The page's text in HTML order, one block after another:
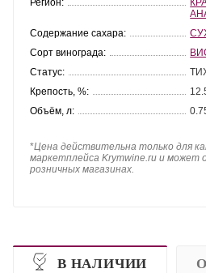
Содержание сахара:
Сорт винограда:
Статус:
Крепость, %:
Объём, л:
*Цена действительна только для
маркетплейса Krymwine.ru и может
розничных магазинах.
В НАЛИЧИИ